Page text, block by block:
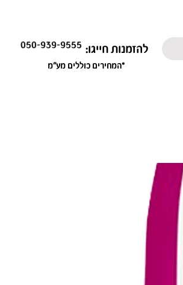
להזמנות חייגו: 050-939-9555
*המחירים כוללים מע"מ